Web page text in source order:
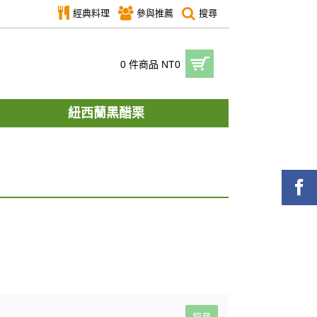
經典料理 參與推薦 搜尋
0 件商品 NT0
紐西蘭黑醋栗